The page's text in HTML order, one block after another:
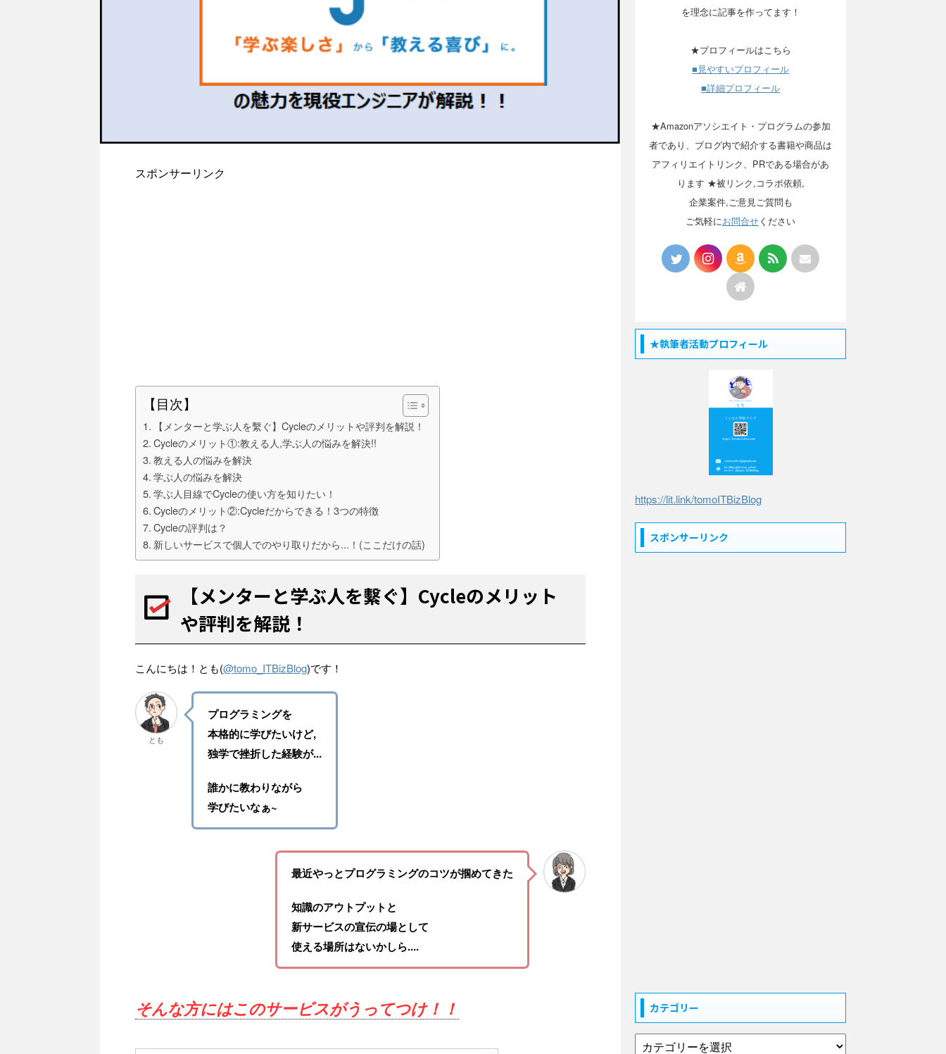
スポンサーリンク
【目次】
【メンターと学ぶ人を繫ぐ】Cycleのメリットや評判を解説！
Cycleのメリット①:教える人,学ぶ人の悩みを解決!!
教える人の悩みを解決
学ぶ人の悩みを解決
学ぶ人目線でCycleの使い方を知りたい！
Cycleのメリット②:Cycleだからできる！3つの特徴
Cycleの評判は？
新しいサービスで個人でのやり取りだから...！(ここだけの話)
【メンターと学ぶ人を繫ぐ】Cycleのメリット
や評判を解説！
こんにちは！とも(@tomo_ITBizBlog)です！
とも
プログラミングを
本格的に学びたいけど,
独学で挫折した経験が...
誰かに教わりながら
学びたいなぁ~
最近やっとプログラミングのコツが掴めてきた
知識のアウトプットと
新サービスの宣伝の場として
使える場所はないかしら....
そんな方にはこのサービスがうってつけ！！
を理念に記事を作ってます！
★プロフィールはこちら
■見やすいプロフィール
■詳細プロフィール
★Amazonアソシエイト・プログラムの参加
者であり、ブログ内で紹介する書籍や商品は
アフィリエイトリンク、PRである場合があ
ります ★被リンク,コラボ依頼,
企業案件,ご意見ご質問も
ご気軽にお問合せください
★執筆者活動プロフィール
https://lit.link/tomoITBizBlog
スポンサーリンク
カテゴリー